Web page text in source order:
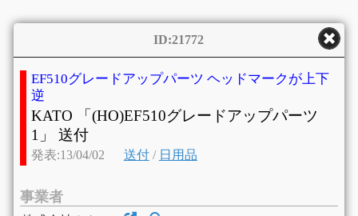
ID:21772
EF510グレードアップパーツ ヘッドマークが上下
逆
KATO 「(HO)EF510グレードアップパーツ
1」 送付
発表:13/04/02 送付/ 日用品
事業者